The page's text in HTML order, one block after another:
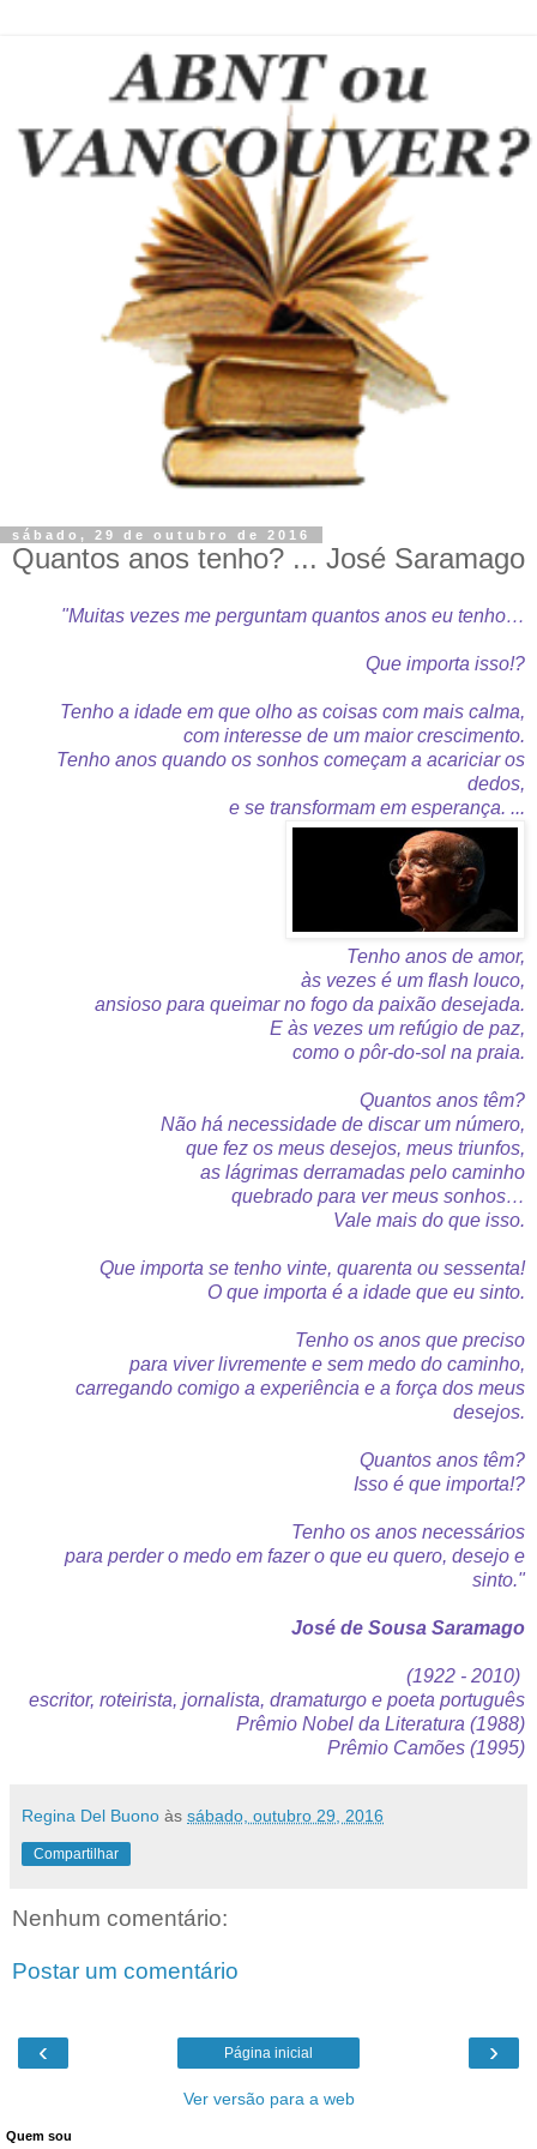
sábado, 29 de outubro de 2016
Quantos anos tenho? ... José Saramago
"Muitas vezes me perguntam quantos anos eu tenho…
Que importa isso!?
Tenho a idade em que olho as coisas com mais calma,
com interesse de um maior crescimento.
Tenho anos quando os sonhos começam a acariciar os
dedos,
e se transformam em esperança. ...
Tenho anos de amor,
às vezes é um flash louco,
ansioso para queimar no fogo da paixão desejada.
E às vezes um refúgio de paz,
como o pôr-do-sol na praia.
Quantos anos têm?
Não há necessidade de discar um número,
que fez os meus desejos, meus triunfos,
as lágrimas derramadas pelo caminho
quebrado para ver meus sonhos…
Vale mais do que isso.
Que importa se tenho vinte, quarenta ou sessenta!
O que importa é a idade que eu sinto.
Tenho os anos que preciso
para viver livremente e sem medo do caminho,
carregando comigo a experiência e a força dos meus
desejos.
Quantos anos têm?
Isso é que importa!?
Tenho os anos necessários
para perder o medo em fazer o que eu quero, desejo e
sinto."
José de Sousa Saramago
(1922 - 2010)
escritor, roteirista, jornalista, dramaturgo e poeta português
Prêmio Nobel da Literatura (1988)
Prêmio Camões (1995)
Regina Del Buono às sábado, outubro 29, 2016
Compartilhar
Nenhum comentário:
Postar um comentário
‹ ›
Página inicial
Ver versão para a web
Quem sou